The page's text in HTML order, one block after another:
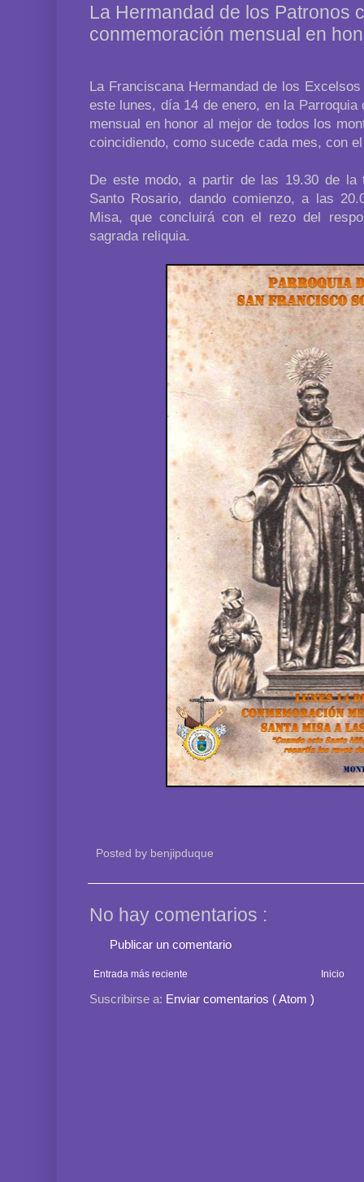
La Hermandad de los Patronos
conmemoración mensual en
La Franciscana Hermandad de los
este lunes, día 14 de enero, en la
mensual en honor al mejor de todos los
coincidiendo, como sucede cada mes, con
De este modo, a partir de las 19.30 de la
Santo Rosario, dando comienzo, a las
Misa, que concluirá con el rezo del
sagrada reliquia.
Posted by benjipduque
No hay comentarios :
Publicar un comentario
Entrada más reciente Inicio
Suscribirse a: Enviar comentarios ( Atom )